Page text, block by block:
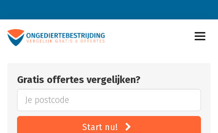
Gratis offertes vergelijken?
Start nu!